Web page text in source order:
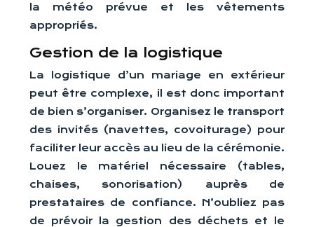
la météo prévue et les vêtements
appropriés.
Gestion de la logistique
La logistique d’un mariage en extérieur
peut être complexe, il est donc important
de bien s’organiser. Organisez le transport
des invités (navettes, covoiturage) pour
faciliter leur accès au lieu de la cérémonie.
Louez le matériel nécessaire (tables,
chaises, sonorisation) auprès de
prestataires de confiance. N’oubliez pas
de prévoir la gestion des déchets et le